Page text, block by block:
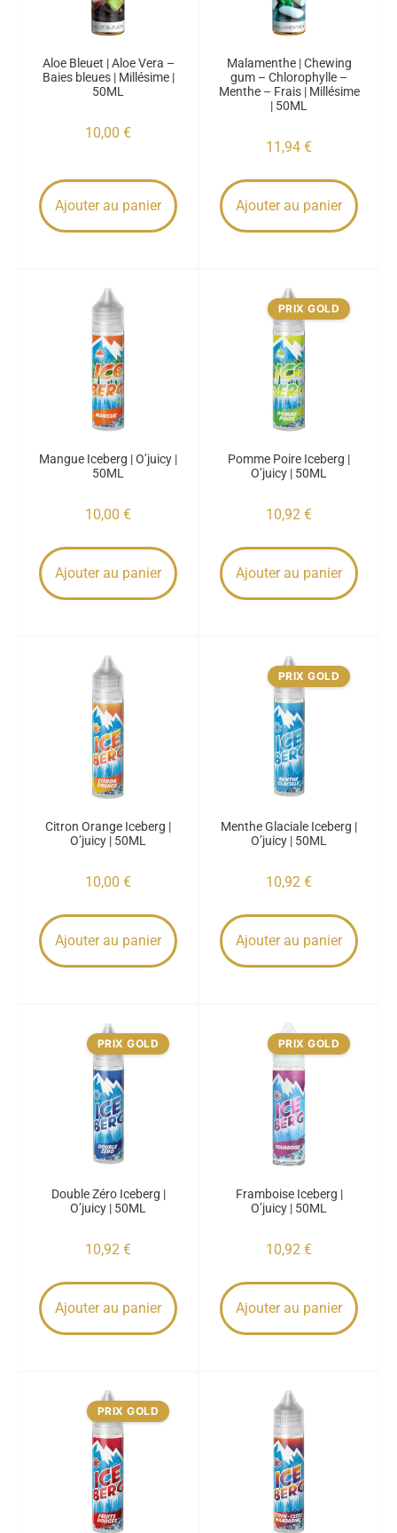
Aloe Bleuet | Aloe Vera –
Baies bleues | Millésime |
50ML
10,00 €
Ajouter au panier
Malamenthe | Chewing
gum – Chlorophylle –
Menthe – Frais | Millésime
| 50ML
11,94 €
Ajouter au panier
Mangue Iceberg | O’juicy |
50ML
10,00 €
Ajouter au panier
PRIX GOLD
Pomme Poire Iceberg |
O’juicy | 50ML
10,92 €
Ajouter au panier
Citron Orange Iceberg |
O’juicy | 50ML
10,00 €
Ajouter au panier
PRIX GOLD
Menthe Glaciale Iceberg |
O’juicy | 50ML
10,92 €
Ajouter au panier
PRIX GOLD
Double Zéro Iceberg |
O’juicy | 50ML
10,92 €
Ajouter au panier
PRIX GOLD
Framboise Iceberg |
O’juicy | 50ML
10,92 €
Ajouter au panier
PRIX GOLD